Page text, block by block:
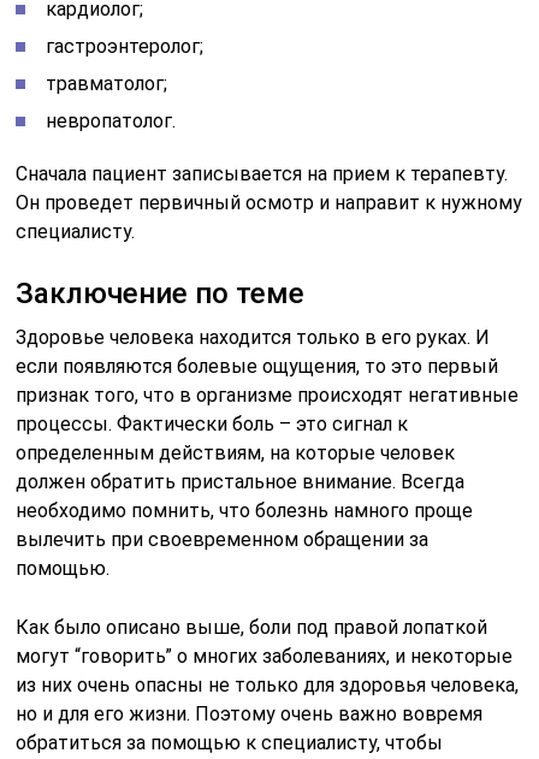
кардиолог;
гастроэнтеролог;
травматолог;
невропатолог.
Сначала пациент записывается на прием к терапевту.
Он проведет первичный осмотр и направит к нужному
специалисту.
Заключение по теме
Здоровье человека находится только в его руках. И
если появляются болевые ощущения, то это первый
признак того, что в организме происходят негативные
процессы. Фактически боль – это сигнал к
определенным действиям, на которые человек
должен обратить пристальное внимание. Всегда
необходимо помнить, что болезнь намного проще
вылечить при своевременном обращении за
помощью.
Как было описано выше, боли под правой лопаткой
могут “говорить” о многих заболеваниях, и некоторые
из них очень опасны не только для здоровья человека,
но и для его жизни. Поэтому очень важно вовремя
обратиться за помощью к специалисту, чтобы